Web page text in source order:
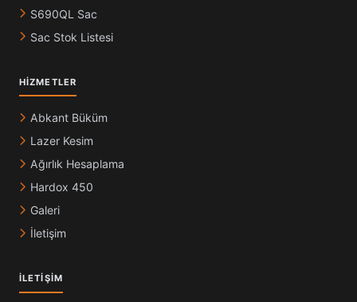
S690QL Sac
Sac Stok Listesi
HIZMETLER
Abkant Büküm
Lazer Kesim
Ağırlık Hesaplama
Hardox 450
Galeri
İletişim
İLETIŞIM